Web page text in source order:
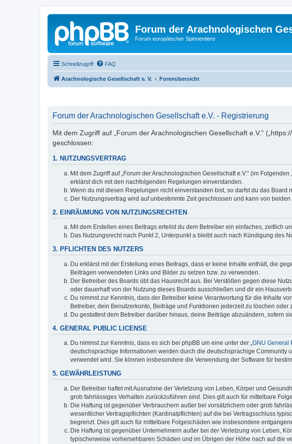
Forum der Arachnologischen
Forum europäischer Spinnentiere
Schnellzugriff FAQ
Arachnologische Gesellschaft e. V. Forenübersicht
Forum der Arachnologischen Gesellschaft e.V. - Registrierung
Mit dem Zugriff auf „Forum der Arachnologischen Gesellschaft e.V.“
geschlossen:
1. NUTZUNGSVERTRAG
Mit dem Zugriff auf „Forum der Arachnologischen Gesellschaft e.V.“ (im
erklärst dich mit den nachfolgenden Regelungen einverstanden.
Wenn du mit diesen Regelungen nicht einverstanden bist, so darfst du das
Der Nutzungsvertrag wird auf unbestimmte Zeit geschlossen und kann von
2. EINRÄUMUNG VON NUTZUNGSRECHTEN
Mit dem Erstellen eines Beitrags erteilst du dem Betreiber ein einfaches, zeitlich
Das Nutzungsrecht nach Punkt 2, Unterpunkt a bleibt auch nach Kündigung des
3. PFLICHTEN DES NUTZERS
Du erklärst mit der Erstellung eines Beitrags, dass er keine Inhalte enthält, die
Beiträgen verwendeten Links und Bilder zu setzen bzw. zu verwenden.
Der Betreiber des Boards übt das Hausrecht aus. Bei Verstößen gegen diese
oder dauerhaft von der Nutzung dieses Boards ausschließen und dir ein
Du nimmst zur Kenntnis, dass der Betreiber keine Verantwortung für die Inhalte
Betreiber, dein Benutzerkonto, Beiträge und Funktionen jederzeit zu löschen oder
Du gestattest dem Betreiber darüber hinaus, deine Beiträge abzuändern, sofern
4. GENERAL PUBLIC LICENSE
Du nimmst zur Kenntnis, dass es sich bei phpBB um eine unter der „GNU General
deutschsprachige Informationen werden durch die deutschsprachige Community
verwendet wird. Sie können insbesondere die Verwendung der Software für
5. GEWÄHRLEISTUNG
Der Betreiber haftet mit Ausnahme der Verletzung von Leben, Körper und
grob fahrlässiges Verhalten zurückzuführen sind. Dies gilt auch für mittelbare
Die Haftung ist gegenüber Verbrauchern außer bei vorsätzlichem oder grob
wesentlicher Vertragspflichten (Kardinalpflichten) auf die bei Vertragsschluss
begrenzt. Dies gilt auch für mittelbare Folgeschäden wie insbesondere
Die Haftung ist gegenüber Unternehmern außer bei der Verletzung von Leben,
typischerweise vorhersehbaren Schäden und im Übrigen der Höhe nach auf die